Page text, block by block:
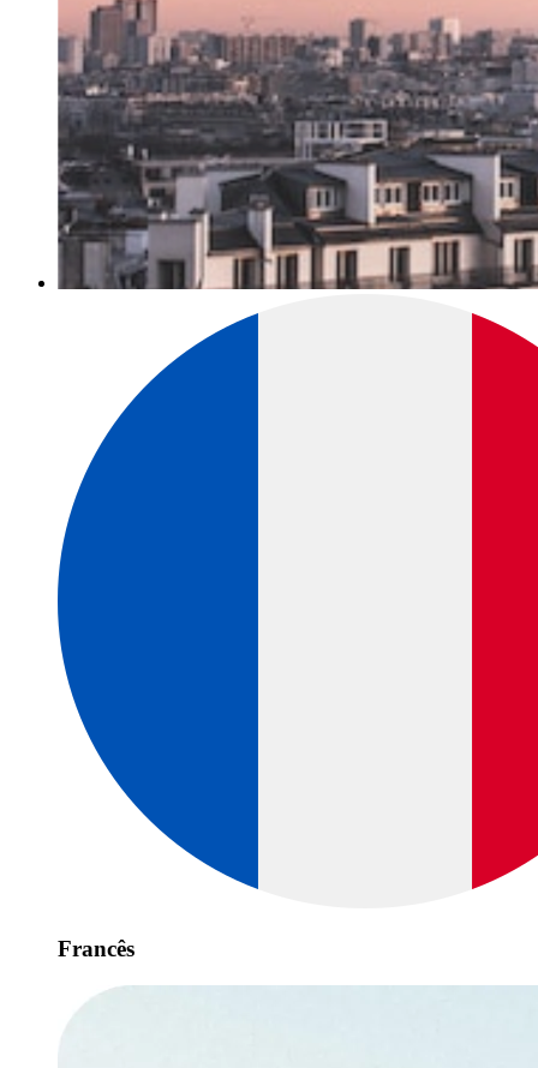
Francês